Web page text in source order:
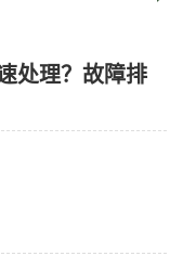
处理？故障排